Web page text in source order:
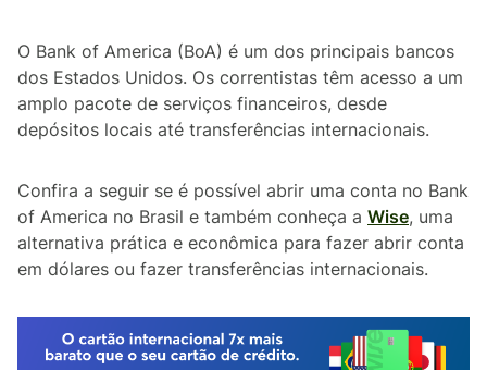
O Bank of America (BoA) é um dos principais bancos
dos Estados Unidos. Os correntistas têm acesso a um
amplo pacote de serviços financeiros, desde
depósitos locais até transferências internacionais.
Confira a seguir se é possível abrir uma conta no Bank
of America no Brasil e também conheça a Wise, uma
alternativa prática e econômica para fazer abrir conta
em dólares ou fazer transferências internacionais.